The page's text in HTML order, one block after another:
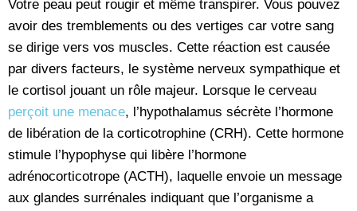
Votre peau peut rougir et même transpirer. Vous pouvez
avoir des tremblements ou des vertiges car votre sang
se dirige vers vos muscles. Cette réaction est causée
par divers facteurs, le système nerveux sympathique et
le cortisol jouant un rôle majeur. Lorsque le cerveau
perçoit une menace, l’hypothalamus sécrète l’hormone
de libération de la corticotrophine (CRH). Cette hormone
stimule l’hypophyse qui libère l’hormone
adrénocorticotrope (ACTH), laquelle envoie un message
aux glandes surrénales indiquant que l’organisme a